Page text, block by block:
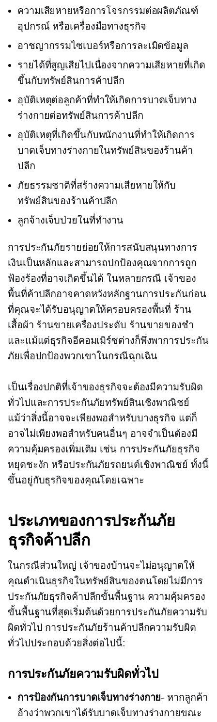
ความเสียหายหรือการโจรกรรมต่อผลิตภัณฑ์
อุปกรณ์ หรือเครื่องมือทางธุรกิจ
อาชญากรรมไซเบอร์หรือการละเมิดข้อมูล
รายได้ที่สูญเสียไปเนื่องจากความเสียหายที่เกิด
ขึ้นกับทรัพย์สินการค้าปลีก
อุบัติเหตุต่อลูกค้าที่ทำให้เกิดการบาดเจ็บทาง
ร่างกายต่อทรัพย์สินการค้าปลีก
อุบัติเหตุที่เกิดขึ้นกับพนักงานที่ทำให้เกิดการ
บาดเจ็บทางร่างกายในทรัพย์สินของร้านค้า
ปลีก
ภัยธรรมชาติที่สร้างความเสียหายให้กับ
ทรัพย์สินของร้านค้าปลีก
ลูกจ้างเจ็บป่วยในที่ทำงาน
การประกันภัยรายย่อยให้การสนับสนุนทางการ
เงินเป็นหลักและสามารถปกป้องคุณจากการถูก
ฟ้องร้องที่อาจเกิดขึ้นได้ ในหลายกรณี เจ้าของ
พื้นที่ค้าปลีกอาจคาดหวังหลักฐานการประกันก่อน
ที่คุณจะได้รับอนุญาตให้ครอบครองพื้นที่ ร้าน
เสื้อผ้า ร้านขายเครื่องประดับ ร้านขายของชำ
และแม้แต่ธุรกิจอีคอมเมิร์ซต่างก็พึ่งพาการประกัน
ภัยเพื่อปกป้องพวกเขาในกรณีฉุกเฉิน
เป็นเรื่องปกติที่เจ้าของธุรกิจจะต้องมีความรับผิด
ทั่วไปและการประกันภัยทรัพย์สินเชิงพาณิชย์
แม้ว่าสิ่งนี้อาจจะเพียงพอสำหรับบางธุรกิจ แต่ก็
อาจไม่เพียงพอสำหรับคนอื่นๆ อาจจำเป็นต้องมี
ความคุ้มครองเพิ่มเติม เช่น การประกันภัยธุรกิจ
หยุดชะงัก หรือประกันภัยรถยนต์เชิงพาณิชย์ ทั้งนี้
ขึ้นอยู่กับธุรกิจของคุณโดยเฉพาะ
ประเภทของการประกันภัย
ธุรกิจค้าปลีก
ในกรณีส่วนใหญ่ เจ้าของบ้านจะไม่อนุญาตให้
คุณดำเนินธุรกิจในทรัพย์สินของตนโดยไม่มีการ
ประกันภัยธุรกิจค้าปลีกขั้นพื้นฐาน ความคุ้มครอง
ขั้นพื้นฐานที่สุดเริ่มต้นด้วยการประกันภัยความรับ
ผิดทั่วไป การประกันภัยร้านค้าปลีกความรับผิด
ทั่วไปประกอบด้วยสิ่งต่อไปนี้:
การประกันภัยความรับผิดทั่วไป
การป้องกันการบาดเจ็บทางร่างกาย- หากลูกค้า
อ้างว่าพวกเขาได้รับบาดเจ็บทางร่างกายขณะ